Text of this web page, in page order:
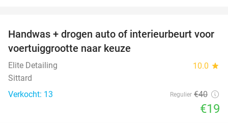
53%
Handwas + drogen auto of interieurbeurt voor
voertuiggrootte naar keuze
Elite Detailing 10.0 star
Sittard
Verkocht: 13
Regulier €40
€19